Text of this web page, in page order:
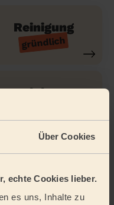
Über Cookies
echte Cookies lieber.
es uns, Inhalte zu
Reinigung
gründlich
Reinigung